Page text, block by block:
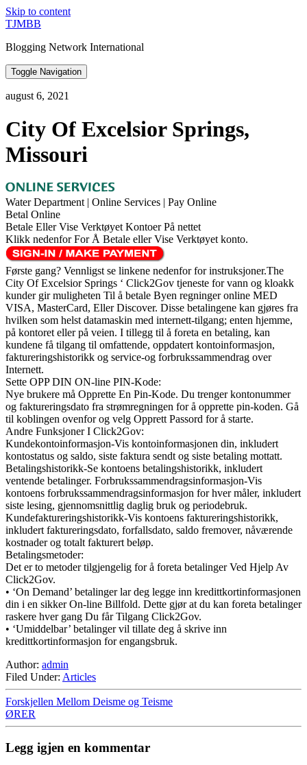
Skip to content
TJMBB
Blogging Network International
Toggle Navigation
august 6, 2021
City Of Excelsior Springs,
Missouri
Water Department | Online Services | Pay Online
Betal Online
Betale Eller Vise Verktøyet Kontoer På nettet
Klikk nedenfor For Å Betale eller Vise Verktøyet konto.
Første gang? Vennligst se linkene nedenfor for instruksjoner.The
City Of Excelsior Springs ‘ Click2Gov tjeneste for vann og kloakk
kunder gir muligheten Til å betale Byen regninger online MED
VISA, MasterCard, Eller Discover. Disse betalingene kan gjøres fra
hvilken som helst datamaskin med internett-tilgang; enten hjemme,
på kontoret eller på veien. I tillegg til å foreta en betaling, kan
kundene få tilgang til omfattende, oppdatert kontoinformasjon,
faktureringshistorikk og service-og forbrukssammendrag over
Internett.
Sette OPP DIN ON-line PIN-Kode:
Nye brukere må Opprette En Pin-Kode. Du trenger kontonummer
og faktureringsdato fra strømregningen for å opprette pin-koden. Gå
til koblingen ovenfor og velg Opprett Passord for å starte.
Andre Funksjoner I Click2Gov:
Kundekontoinformasjon-Vis kontoinformasjonen din, inkludert
kontostatus og saldo, siste faktura sendt og siste betaling mottatt.
Betalingshistorikk-Se kontoens betalingshistorikk, inkludert
ventende betalinger. Forbrukssammendragsinformasjon-Vis
kontoens forbrukssammendragsinformasjon for hver måler, inkludert
siste lesing, gjennomsnittlig daglig bruk og periodebruk.
Kundefaktureringshistorikk-Vis kontoens faktureringshistorikk,
inkludert faktureringsdato, forfallsdato, saldo fremover, nåværende
kostnader og totalt fakturert beløp.
Betalingsmetoder:
Det er to metoder tilgjengelig for å foreta betalinger Ved Hjelp Av
Click2Gov.
• ‘On Demand’ betalinger lar deg legge inn kredittkortinformasjonen
din i en sikker On-line Billfold. Dette gjør at du kan foreta betalinger
raskere hver gang Du får Tilgang Click2Gov.
• ‘Umiddelbar’ betalinger vil tillate deg å skrive inn
kredittkortinformasjon for engangsbruk.
Author: admin
Filed Under: Articles
Forskjellen Mellom Deisme og Teisme
ØRER
Legg igjen en kommentar